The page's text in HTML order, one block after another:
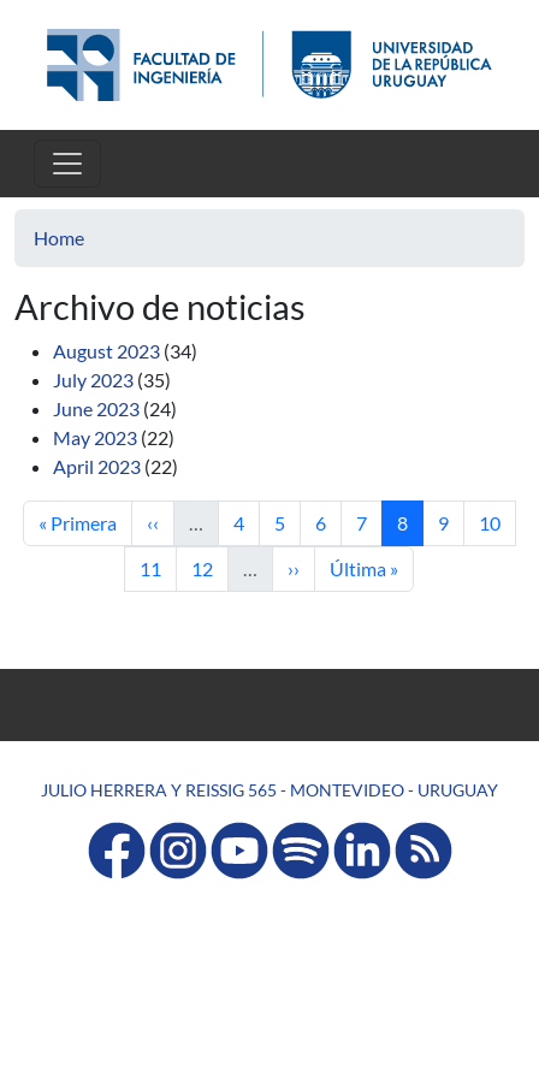
Home
Archivo de noticias
August 2023 (34)
July 2023 (35)
June 2023 (24)
May 2023 (22)
April 2023 (22)
First page
« Primera Previous page
‹‹ … Page
4 Page
5 Page
6 Page
7 Current page
8 Page
9 Page
10
Page
11 Page
12 … Next page
›› Last page
Última »
JULIO HERRERA Y REISSIG 565 - MONTEVIDEO - URUGUAY